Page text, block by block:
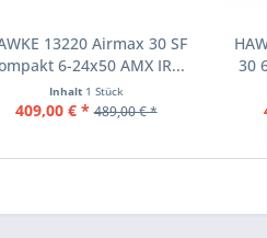
13220 Airmax 30 SF
6-24x50 AMX IR...
Inhalt 1 Stück
409,00 € * 489,00 € *
30